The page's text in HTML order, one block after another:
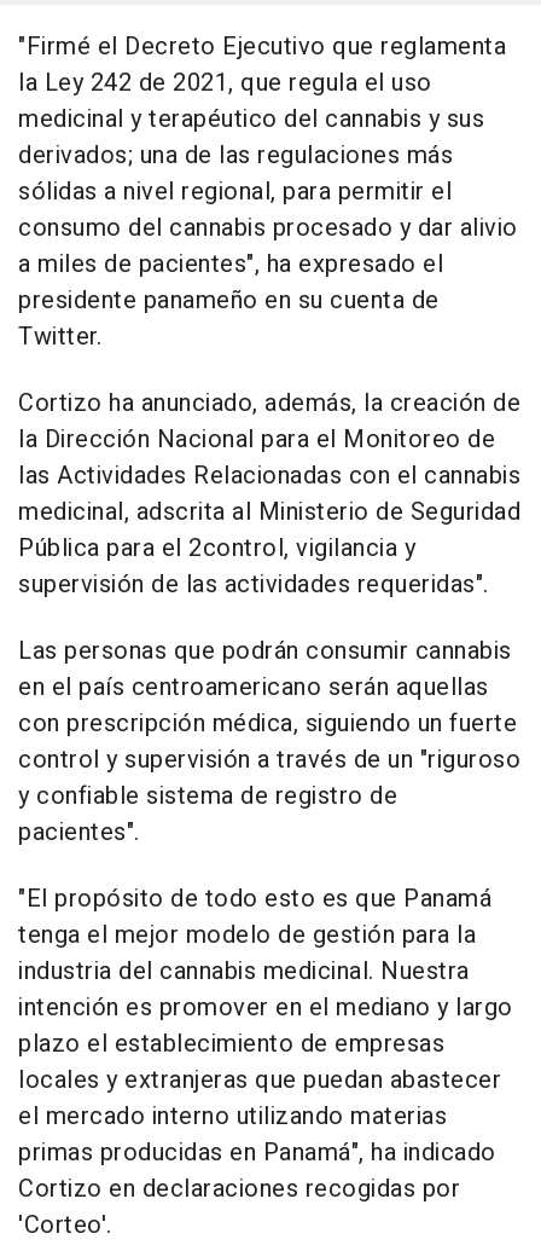
"Firmé el Decreto Ejecutivo que reglamenta
la Ley 242 de 2021, que regula el uso
medicinal y terapéutico del cannabis y sus
derivados; una de las regulaciones más
sólidas a nivel regional, para permitir el
consumo del cannabis procesado y dar alivio
a miles de pacientes", ha expresado el
presidente panameño en su cuenta de
Twitter.
Cortizo ha anunciado, además, la creación de
la Dirección Nacional para el Monitoreo de
las Actividades Relacionadas con el cannabis
medicinal, adscrita al Ministerio de Seguridad
Pública para el 2control, vigilancia y
supervisión de las actividades requeridas".
Las personas que podrán consumir cannabis
en el país centroamericano serán aquellas
con prescripción médica, siguiendo un fuerte
control y supervisión a través de un "riguroso
y confiable sistema de registro de
pacientes".
"El propósito de todo esto es que Panamá
tenga el mejor modelo de gestión para la
industria del cannabis medicinal. Nuestra
intención es promover en el mediano y largo
plazo el establecimiento de empresas
locales y extranjeras que puedan abastecer
el mercado interno utilizando materias
primas producidas en Panamá", ha indicado
Cortizo en declaraciones recogidas por
'Corteo'.